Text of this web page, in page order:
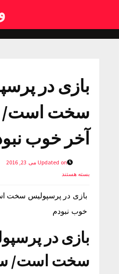
بازی در
سخت است/
آخر خوب
Updated on می 23, 2016
بسته هستند
بازی در پرسپولیس سخت
خوب نبودم
بازی در
سخت است/